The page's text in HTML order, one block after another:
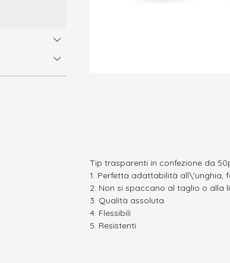
Tip trasparenti in confezione da
Perfetta adattabilità all\'unghia,
Non si spaccano al taglio o alla
Qualità assoluta
Flessibili
Resistenti